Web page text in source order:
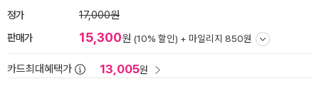
정가 17,000원
판매가 15,300원 (10% 할인) + 마일리지 850원
카드최대혜택가 13,005원